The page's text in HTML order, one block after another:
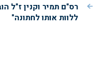
רס"ם תמיר וקנין ז"ל
ללוות אותו לחתונה"